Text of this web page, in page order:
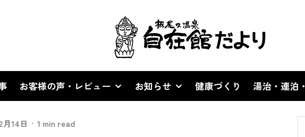
お客様の声・レビュー お知らせ 健康づくり 湯治・連泊・
月14日 · 1 min read